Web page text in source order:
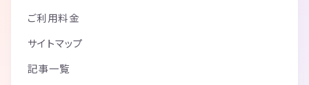
ご利用料金
サイトマップ
記事一覧